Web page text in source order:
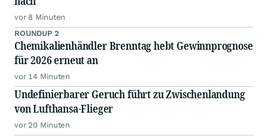
vor 8 Minuten
ROUNDUP 2
Chemikalienhändler Brenntag hebt Gewinnprognose
für 2026 erneut an
vor 14 Minuten
Undefinierbarer Geruch führt zu Zwischenlandung
von Lufthansa-Flieger
vor 20 Minuten